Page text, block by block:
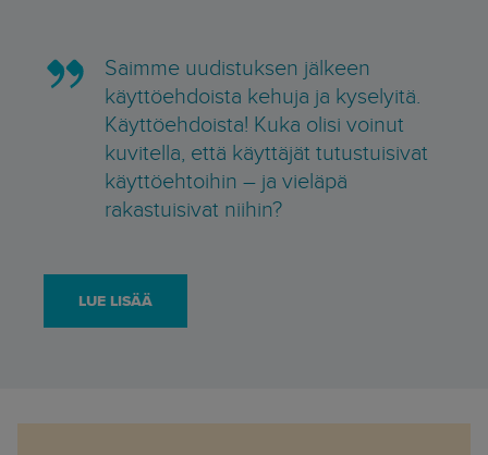
Saimme uudistuksen jälkeen
käyttöehdoista kehuja ja kyselyitä.
Käyttöehdoista! Kuka olisi voinut
kuvitella, että käyttäjät tutustuisivat
käyttöehtoihin – ja vieläpä
rakastuisivat niihin?
LUE LISÄÄ